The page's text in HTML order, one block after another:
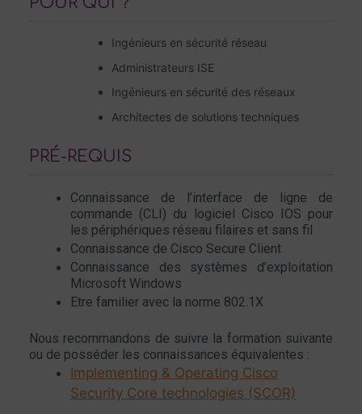
Ingénieurs en sécurité réseau
Administrateurs ISE
Ingénieurs en sécurité des réseaux
Architectes de solutions techniques
PRÉ-REQUIS
Connaissance de l’interface de ligne de
commande (CLI) du logiciel Cisco IOS pour
les périphériques réseau filaires et sans fil
Connaissance de Cisco Secure Client
Connaissance des systèmes d’exploitation
Microsoft Windows
Etre familier avec la norme 802.1X
Nous recommandons de suivre la formation suivante
ou de posséder les connaissances équivalentes :
Implementing & Operating Cisco
Security Core technologies (SCOR)